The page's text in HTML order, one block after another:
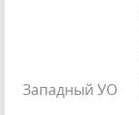
Западный УО